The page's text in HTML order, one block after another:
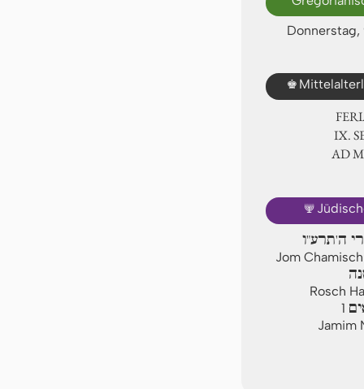
Donnerstag,
♚
Ⅸ.
AD
🕎
ה'תרע"ו
Jom
Rosch
1
Jamim